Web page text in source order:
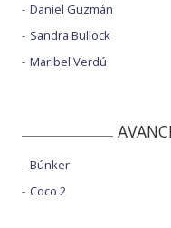
Daniel Guzmán
Sandra Bullock
Maribel Verdú
Búnker
Coco 2